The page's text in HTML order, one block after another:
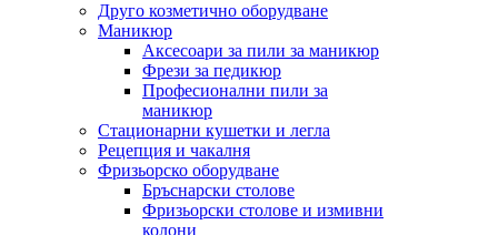
Друго козметично оборудване
Маникюр
Аксесоари за пили за маникюр
Фрези за педикюр
Професионални пили за
маникюр
Стационарни кушетки и легла
Рецепция и чакалня
Фризьорско оборудване
Бръснарски столове
Фризьорски столове и измивни
колони